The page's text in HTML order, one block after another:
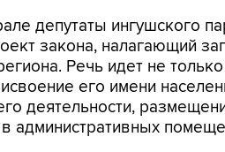
депутаты ингушского
закона, налагающий
Речь идет не
его имени
деятельности,
административных